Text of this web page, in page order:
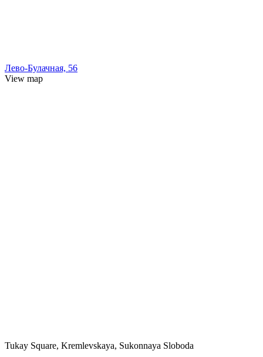
Лево-Булачная, 56
View map
Tukay Square, Kremlevskaya, Sukonnaya Sloboda